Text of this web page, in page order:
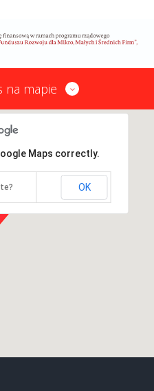
na mapie
Maps correctly.
OK